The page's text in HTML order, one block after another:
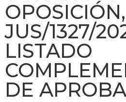
OPOSICIÓN,
JUS/1327/
LISTADO
DE